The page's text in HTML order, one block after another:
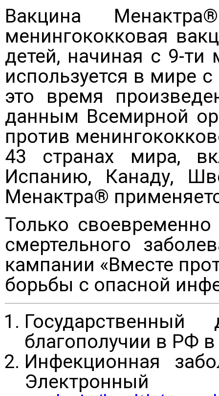
Вакцина
менингококковая
детей, начиная с 9-
используется в мире
это время
данным Всемирной
против
43 странах мира,
Испанию, Канаду,
Менактра®
Только
смертельного
кампании «Вместе
борьбы с опасной
Государственный
благополучии в РФ
Инфекционная